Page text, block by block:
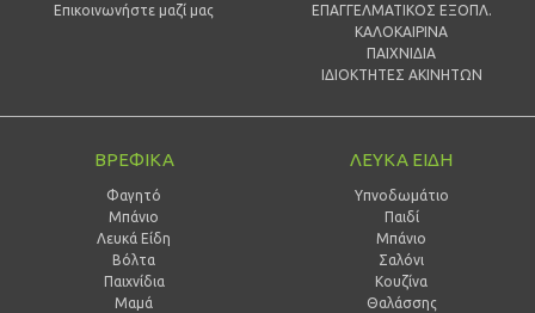
Επικοινωνήστε μαζί μας
ΕΠΑΓΓΕΛΜΑΤΙΚΟΣ ΕΞΟΠΛ.
ΚΑΛΟΚΑΙΡΙΝΑ
ΠΑΙΧΝΙΔΙΑ
ΙΔΙΟΚΤΗΤΕΣ ΑΚΙΝΗΤΩΝ
ΒΡΕΦΙΚΑ
Φαγητό
Μπάνιο
Λευκά Είδη
Βόλτα
Παιχνίδια
Μαμά
ΛΕΥΚΑ ΕΙΔΗ
Υπνοδωμάτιο
Παιδί
Mπάνιο
Σαλόνι
Κουζίνα
Θαλάσσης